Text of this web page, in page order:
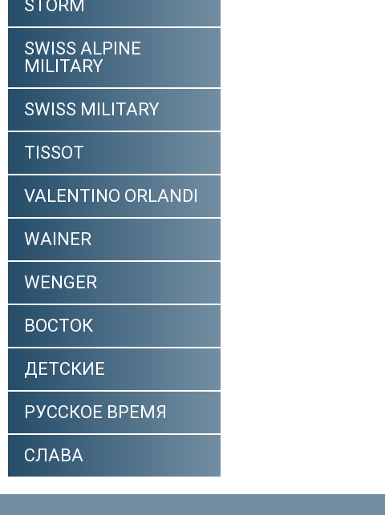
STORM
SWISS ALPINE
MILITARY
SWISS MILITARY
TISSOT
VALENTINO ORLANDI
WAINER
WENGER
ВОСТОК
ДЕТСКИЕ
РУССКОЕ ВРЕМЯ
СЛАВА